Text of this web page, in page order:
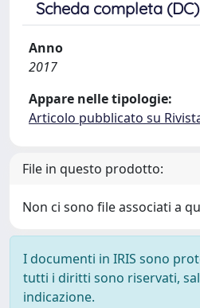
Scheda completa (DC)
Anno
2017
Appare nelle tipologie:
Articolo pubblicato su
File in questo prodotto:
Non ci sono file associati a
I documenti in IRIS sono
tutti i diritti sono riservati,
indicazione.